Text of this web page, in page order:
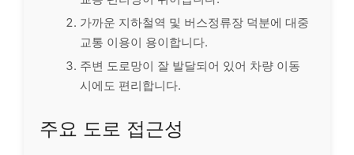
가까운 지하철역 및 버스정류장 덕분에 대중
교통 이용이 용이합니다.
주변 도로망이 잘 발달되어 있어 차량 이동
시에도 편리합니다.
주요 도로 접근성